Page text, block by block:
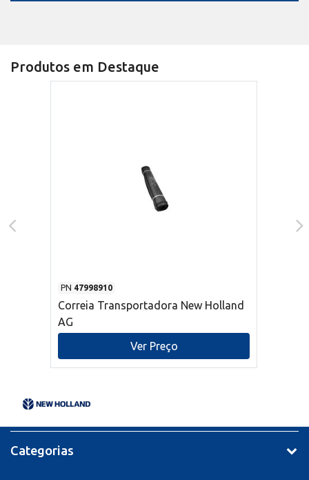
Produtos em Destaque
PN 47998910
Correia Transportadora New Holland
AG
Ver Preço
Categorias